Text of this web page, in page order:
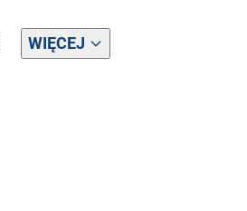
WIĘCEJ